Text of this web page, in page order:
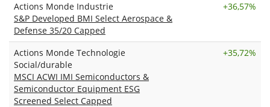
Actions Monde Industrie
S&P Developed BMI Select Aerospace &
Defense 35/20 Capped
+36,57%
Actions Monde Technologie
Social/durable
MSCI ACWI IMI Semiconductors &
Semiconductor Equipment ESG
Screened Select Capped
+35,72%